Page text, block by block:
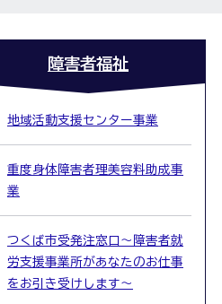
障害者福祉
地域活動支援センター事業
重度身体障害者理美容料助成事
業
つくば市受発注窓口～障害者就
労支援事業所があなたのお仕事
をお引き受けします～